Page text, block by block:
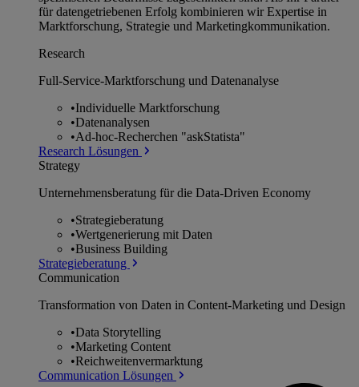
für datengetriebenen Erfolg kombinieren wir Expertise in
Marktforschung, Strategie und Marketingkommunikation.
Research
Full-Service-Marktforschung und Datenanalyse
•Individuelle Marktforschung
•Datenanalysen
•Ad-hoc-Recherchen "askStatista"
Research Lösungen
Strategy
Unternehmens­beratung für die Data-Driven Economy
•Strategieberatung
•Wertgenerierung mit Daten
•Business Building
Strategieberatung
Communication
Transformation von Daten in Content-Marketing und Design
•Data Storytelling
•Marketing Content
•Reichweitenvermarktung
Communication Lösungen